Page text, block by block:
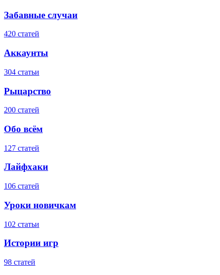
Забавные случаи
420 статей
Аккаунты
304 статьи
Рыцарство
200 статей
Обо всём
127 статей
Лайфхаки
106 статей
Уроки новичкам
102 статьи
Истории игр
98 статей